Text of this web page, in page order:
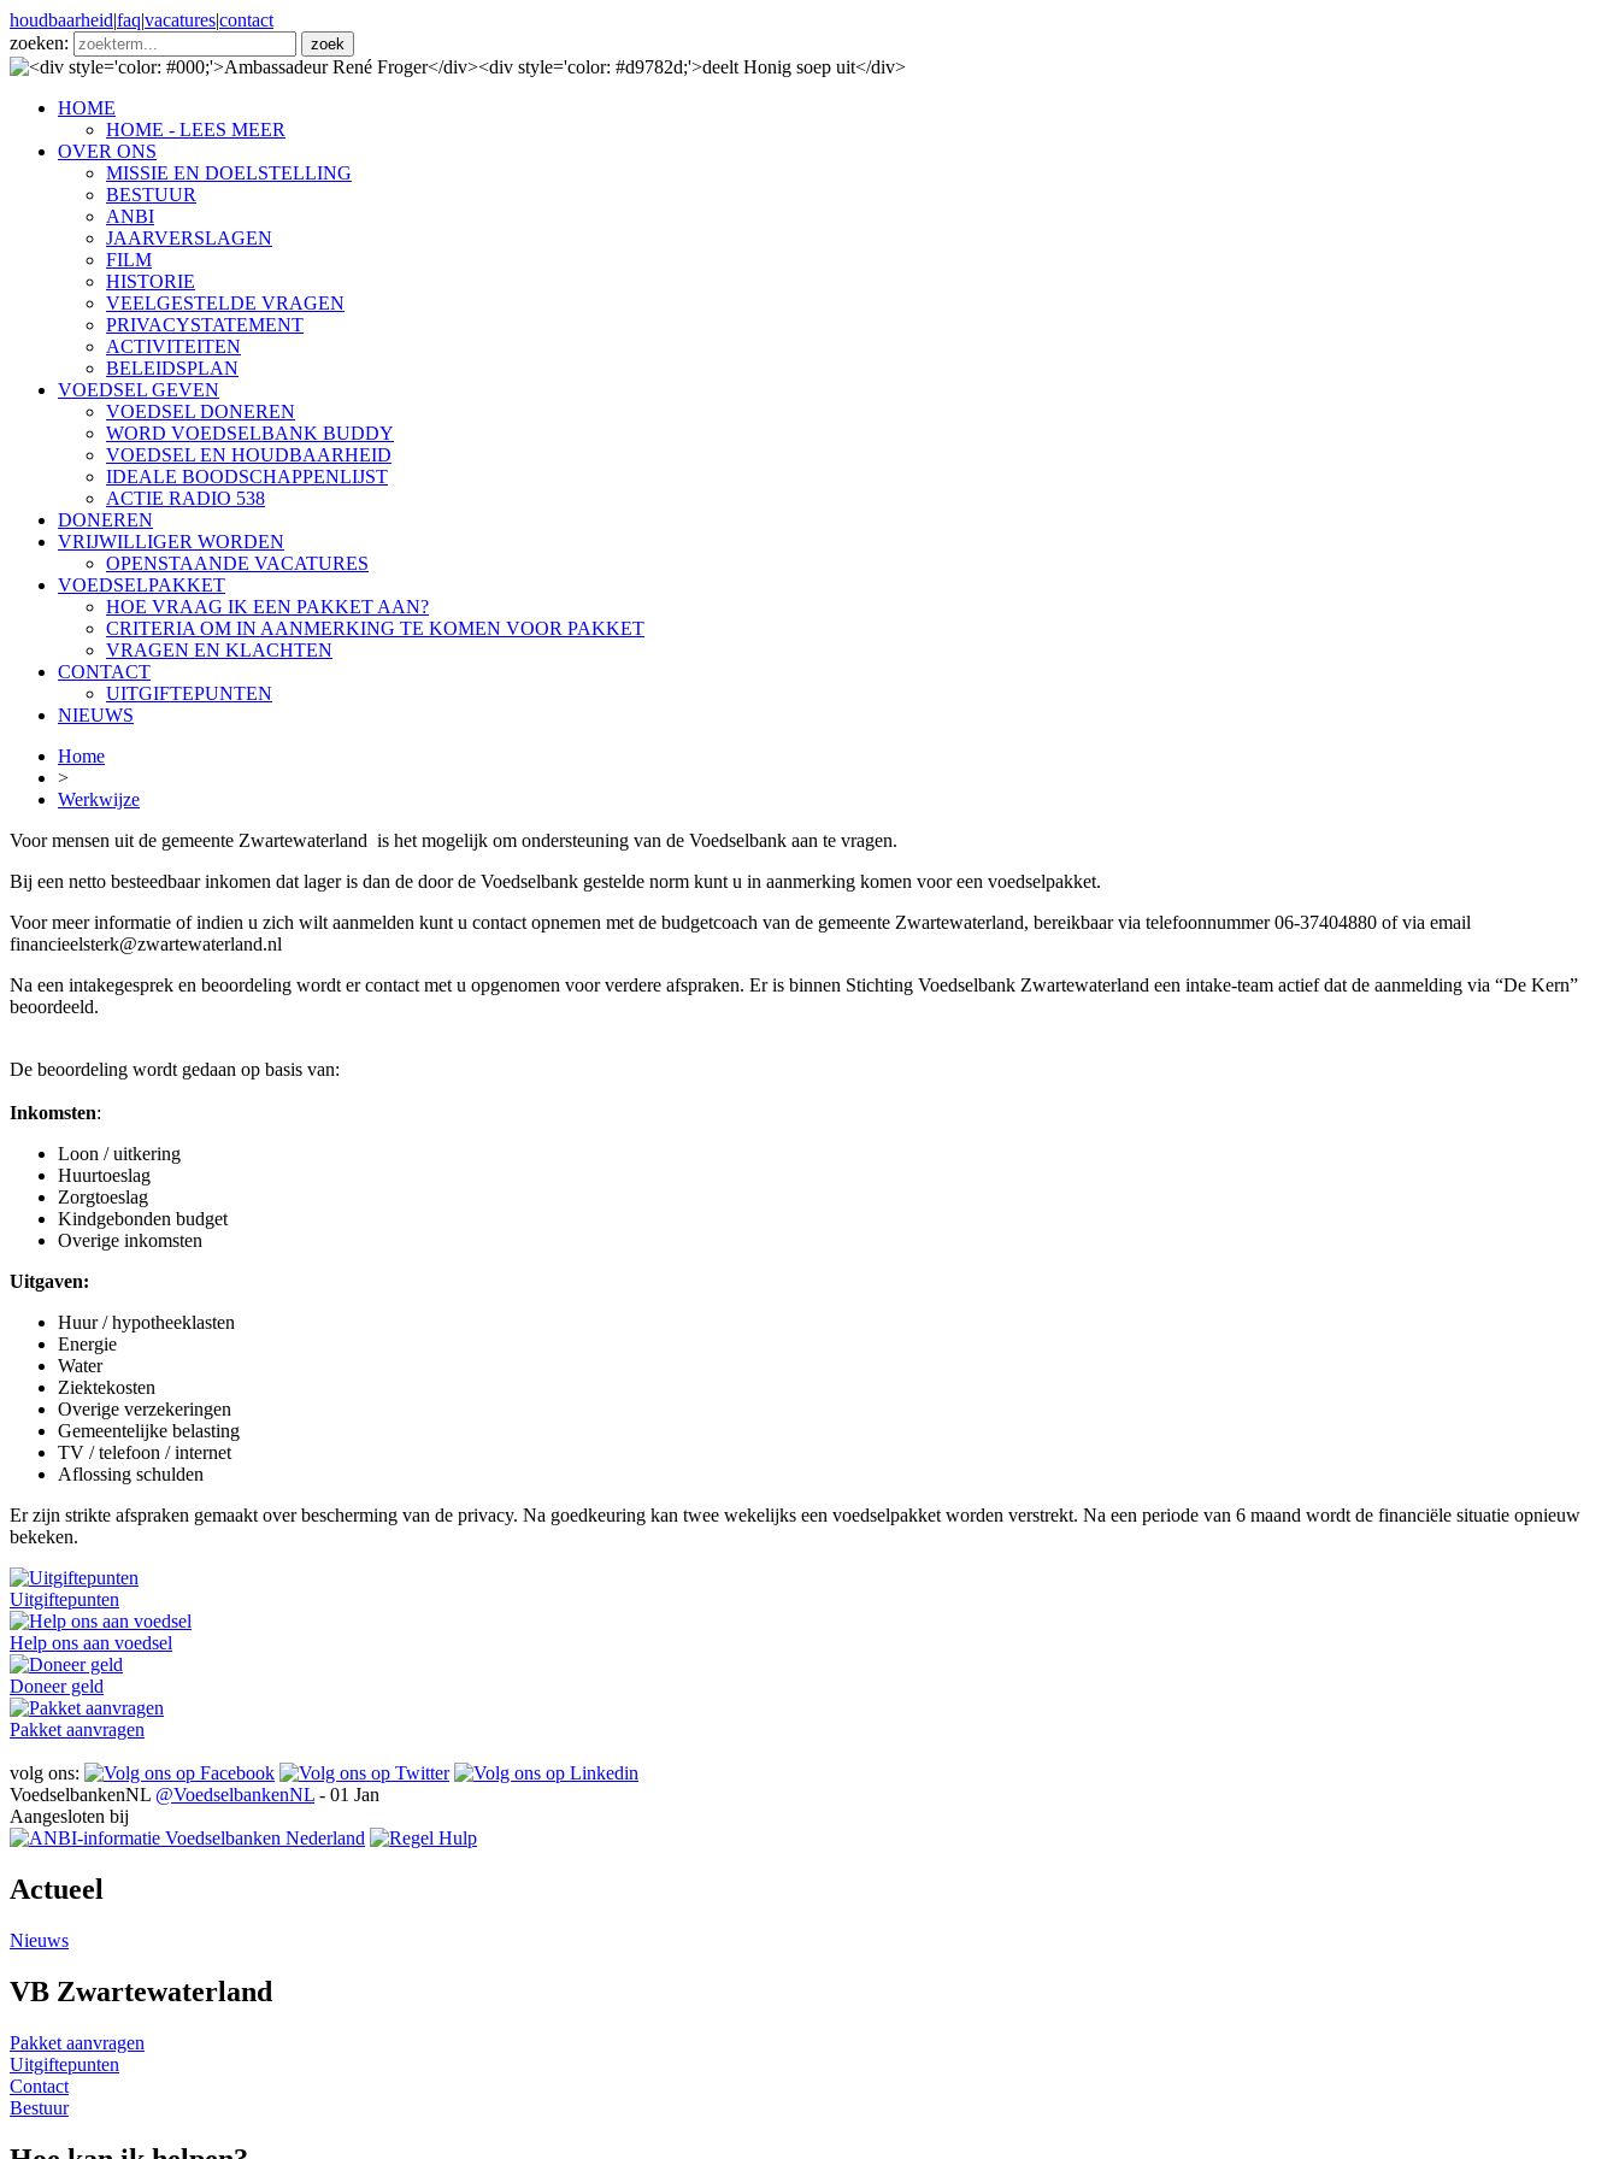
houdbaarheid|faq|vacatures|contact
zoeken:
HOME
HOME - LEES MEER
OVER ONS
MISSIE EN DOELSTELLING
BESTUUR
ANBI
JAARVERSLAGEN
FILM
HISTORIE
VEELGESTELDE VRAGEN
PRIVACYSTATEMENT
ACTIVITEITEN
BELEIDSPLAN
VOEDSEL GEVEN
VOEDSEL DONEREN
WORD VOEDSELBANK BUDDY
VOEDSEL EN HOUDBAARHEID
IDEALE BOODSCHAPPENLIJST
ACTIE RADIO 538
DONEREN
VRIJWILLIGER WORDEN
OPENSTAANDE VACATURES
VOEDSELPAKKET
HOE VRAAG IK EEN PAKKET AAN?
CRITERIA OM IN AANMERKING TE KOMEN VOOR PAKKET
VRAGEN EN KLACHTEN
CONTACT
UITGIFTEPUNTEN
NIEUWS
Home
>
Werkwijze
Voor mensen uit de gemeente Zwartewaterland is het mogelijk om ondersteuning van de Voedselbank aan te vragen.
Bij een netto besteedbaar inkomen dat lager is dan de door de Voedselbank gestelde norm kunt u in aanmerking komen voor een voedselpakket.
Voor meer informatie of indien u zich wilt aanmelden kunt u contact opnemen met de budgetcoach van de gemeente Zwartewaterland, bereikbaar via telefoonnummer 06-37404880 of via email
financieelsterk@zwartewaterland.nl
Na een intakegesprek en beoordeling wordt er contact met u opgenomen voor verdere afspraken. Er is binnen Stichting Voedselbank Zwartewaterland een intake-team actief dat de aanmelding via “De Kern”
beoordeeld.
De beoordeling wordt gedaan op basis van:
Inkomsten:
Loon / uitkering
Huurtoeslag
Zorgtoeslag
Kindgebonden budget
Overige inkomsten
Uitgaven:
Huur / hypotheeklasten
Energie
Water
Ziektekosten
Overige verzekeringen
Gemeentelijke belasting
TV / telefoon / internet
Aflossing schulden
Er zijn strikte afspraken gemaakt over bescherming van de privacy. Na goedkeuring kan twee wekelijks een voedselpakket worden verstrekt. Na een periode van 6 maand wordt de financiële situatie opnieuw
bekeken.
Uitgiftepunten
Help ons aan voedsel
Doneer geld
Pakket aanvragen
volg ons:
VoedselbankenNL @VoedselbankenNL - 01 Jan
Aangesloten bij
Actueel
Nieuws
VB Zwartewaterland
Pakket aanvragen
Uitgiftepunten
Contact
Bestuur